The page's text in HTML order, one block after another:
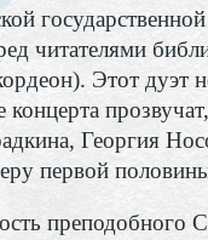
читателями
Этот дуэт
Георгия
первой
преподобного